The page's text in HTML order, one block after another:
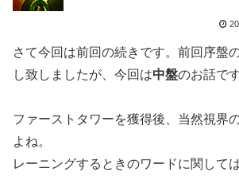
さて今回は前回の続きです。前回序盤
し致しましたが、今回は中盤のお話です
ファーストタワーを獲得後、当然視界
よね。
レーニングするときのワードに関して